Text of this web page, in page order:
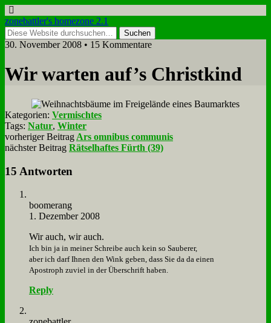
zonebattler's homezone 2.1
30. November 2008 • 15 Kommentare
Wir war­ten auf’s Christ­kind
Kategorien: Vermischtes
Tags: Natur, Winter
vorheriger Beitrag Ars omnibus communis
nächster Beitrag Rätselhaftes Fürth (39)
15 Antworten
boo­me­rang
1. Dezember 2008
Wir auch, wir auch.
Ich bin ja in mei­ner Schrei­be auch kein so Sau­be­rer,
aber ich darf Ih­nen den Wink ge­ben, dass Sie da da ei­nen
Apo­stroph zu­viel in der Über­schrift ha­ben.
Reply